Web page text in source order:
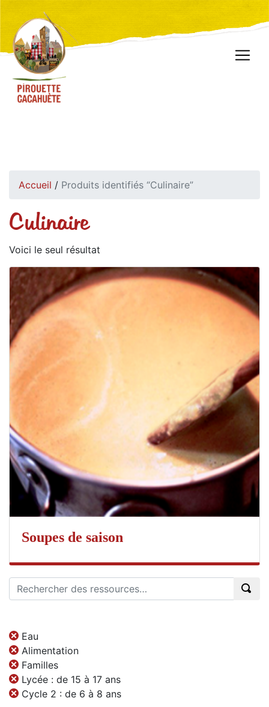
Accueil / Produits identifiés “Culinaire”
Culinaire
Voici le seul résultat
Soupes de saison
Eau
Alimentation
Familles
Lycée : de 15 à 17 ans
Cycle 2 : de 6 à 8 ans